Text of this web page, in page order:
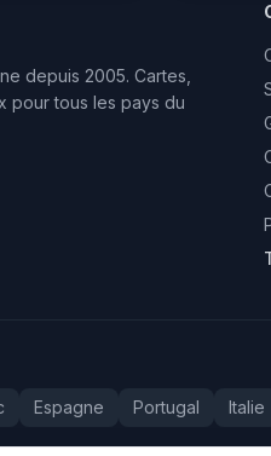
depuis 2005. Cartes,
pour tous les pays du
Espagne Portugal Italie